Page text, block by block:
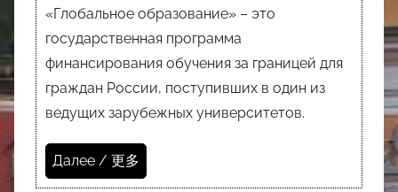
«Глобальное образование» – это
государственная программа
финансирования обучения за границей для
граждан России, поступивших в один из
ведущих зарубежных университетов.
Далее / 更多